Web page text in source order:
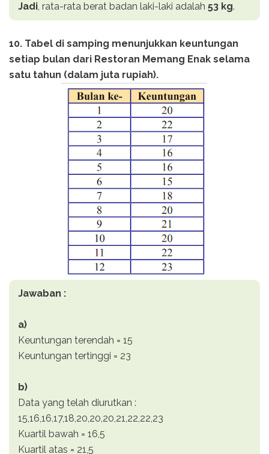
Jadi, rata-rata berat badan laki-laki adalah 53 kg.
10. Tabel di samping menunjukkan keuntungan
setiap bulan dari Restoran Memang Enak selama
satu tahun (dalam juta rupiah).
Jawaban :
a)
Keuntungan terendah = 15
Keuntungan tertinggi = 23
b)
Data yang telah diurutkan :
15,16,16,17,18,20,20,20,21,22,22,23
Kuartil bawah = 16,5
Kuartil atas = 21,5